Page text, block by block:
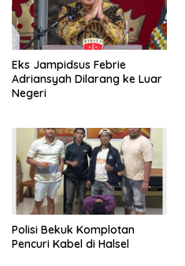
Eks Jampidsus Febrie
Adriansyah Dilarang ke Luar
Negeri
Polisi Bekuk Komplotan
Pencuri Kabel di Halsel